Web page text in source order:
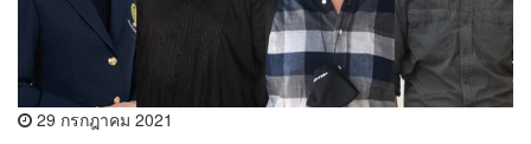
29 กรกฎาคม 2021